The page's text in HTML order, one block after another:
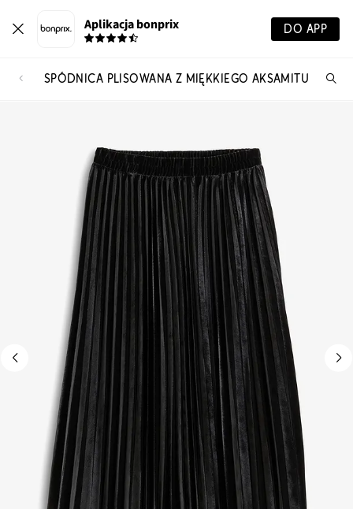
Aplikacja bonprix DO APP
SPÓDNICA PLISOWANA Z MIĘKKIEGO AKSAMITU